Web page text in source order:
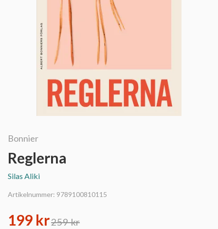
Bonnier
Reglerna
Silas Aliki
Artikelnummer: 9789100810115
199 kr259 kr